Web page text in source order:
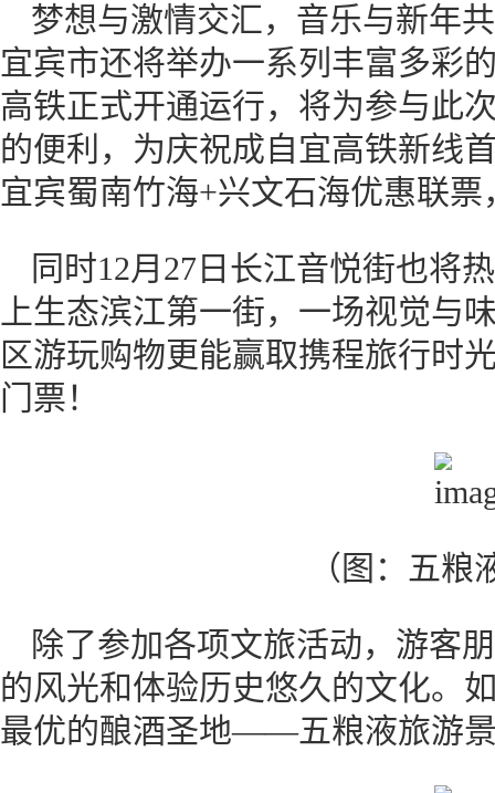
梦想与激情交汇，音乐与新年
宜宾市还将举办一系列丰富多彩
高铁正式开通运行，将为参与此
的便利，为庆祝成自宜高铁新线
宜宾蜀南竹海+兴文石海优惠联票
同时12月27日长江音悦街也将
上生态滨江第一街，一场视觉与
区游玩购物更能赢取携程旅行时
门票！
（图：五粮
除了参加各项文旅活动，游客
的风光和体验历史悠久的文化。
最优的酿酒圣地——五粮液旅游